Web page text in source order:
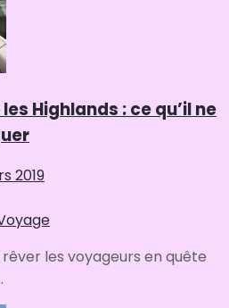
Highlands : ce qu’il ne
2019
les voyageurs en quête